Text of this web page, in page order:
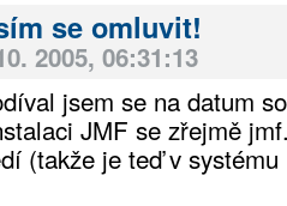
se omluvit!
2005, 06:31:13
jsem se na datum
JMF se zřejmě
(takže je teď v